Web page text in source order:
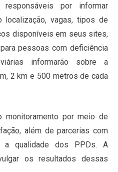
por informar
vagas, tipos de
disponíveis em seus sites,
pessoas com deficiência
informarão sobre a
2 km e 500 metros de cada
monitoramento por meio de
além de parcerias com
a qualidade dos PPDs. A
os resultados dessas